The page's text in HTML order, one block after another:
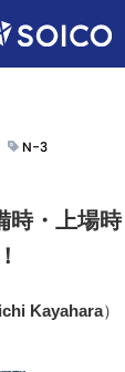
N-3
時・上場
Kayahara）